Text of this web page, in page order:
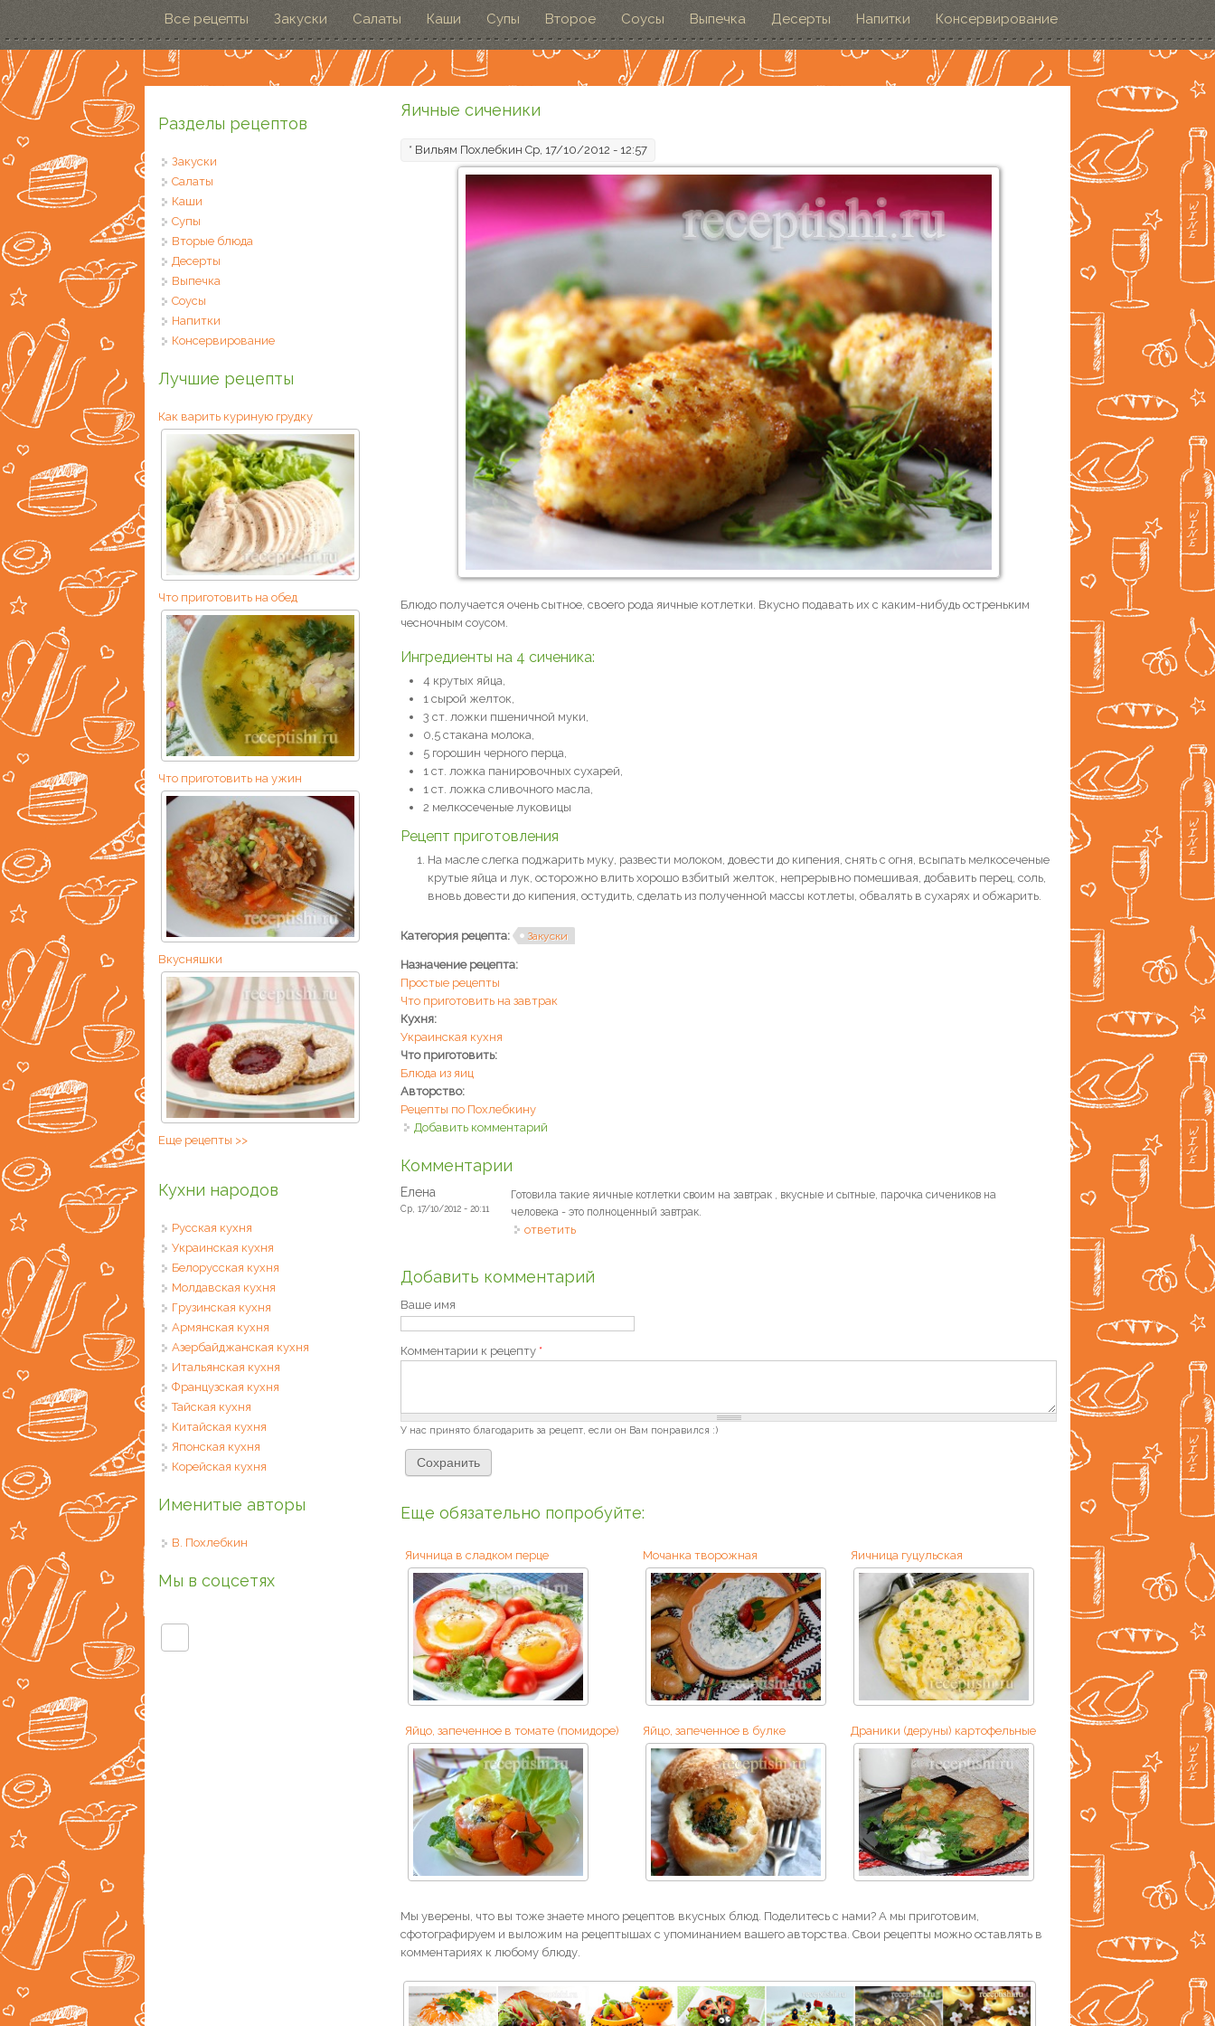
Все рецепты Закуски Салаты Каши Супы Второе Соусы Выпечка Десерты Напитки Консервирование
Яичные сиченики
* Вильям Похлебкин Ср, 17/10/2012 - 12:57
Блюдо получается очень сытное, своего рода яичные котлетки. Вкусно подавать их с каким-нибудь остреньким
чесночным соусом.
Ингредиенты на 4 сиченика:
4 крутых яйца,
1 сырой желток,
3 ст. ложки пшеничной муки,
0,5 стакана молока,
5 горошин черного перца,
1 ст. ложка панировочных сухарей,
1 ст. ложка сливочного масла,
2 мелкосеченые луковицы
Рецепт приготовления
На масле слегка поджарить муку, развести молоком, довести до кипения, снять с огня, всыпать мелкосеченые
крутые яйца и лук, осторожно влить хорошо взбитый желток, непрерывно помешивая, добавить перец, соль,
вновь довести до кипения, остудить, сделать из полученной массы котлеты, обвалять в сухарях и обжарить.
Категория рецепта: Закуски
Назначение рецепта:
Простые рецепты
Что приготовить на завтрак
Кухня:
Украинская кухня
Что приготовить:
Блюда из яиц
Авторство:
Рецепты по Похлебкину
Добавить комментарий
Комментарии
Елена
Ср, 17/10/2012 - 20:11
Готовила такие яичные котлетки своим на завтрак , вкусные и сытные, парочка сичеников на
человека - это полноценный завтрак.
ответить
Добавить комментарий
Ваше имя
Комментарии к рецепту *
У нас принято благодарить за рецепт, если он Вам понравился :)
Еще обязательно попробуйте:
Яичница в сладком перце Мочанка творожная Яичница гуцульская
Яйцо, запеченное в томате (помидоре) Яйцо, запеченное в булке Драники (деруны) картофельные
Мы уверены, что вы тоже знаете много рецептов вкусных блюд. Поделитесь с нами? А мы приготовим,
сфотографируем и выложим на рецептышах с упоминанием вашего авторства. Свои рецепты можно оставлять в
комментариях к любому блюду.
Разделы рецептов
Закуски
Салаты
Каши
Супы
Вторые блюда
Десерты
Выпечка
Соусы
Напитки
Консервирование
Лучшие рецепты
Как варить куриную грудку
Что приготовить на обед
Что приготовить на ужин
Вкусняшки
Еще рецепты >>
Кухни народов
Русская кухня
Украинская кухня
Белорусская кухня
Молдавская кухня
Грузинская кухня
Армянская кухня
Азербайджанская кухня
Итальянская кухня
Французская кухня
Тайская кухня
Китайская кухня
Японская кухня
Корейская кухня
Именитые авторы
В. Похлебкин
Мы в соцсетях